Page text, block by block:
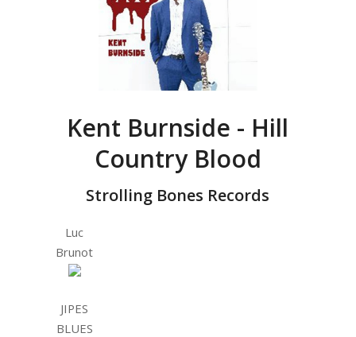
Kent Burnside - Hill
Country Blood
Strolling Bones Records
Luc
Brunot
JIPES
BLUES